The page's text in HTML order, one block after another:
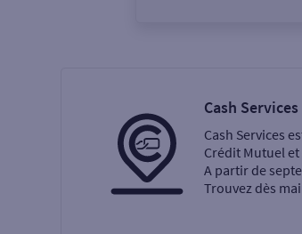
Ma recherche
Cash Services
Cash Services
Crédit Mutuel et
A partir de
Trouvez dès